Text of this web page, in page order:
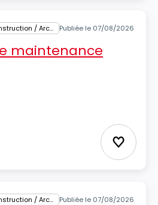
BTP / Matériaux de construction / Architecture Publiée le 07/08/2026
maintenance
Ajouter
BTP / Matériaux de construction / Architecture Publiée le 07/08/2026